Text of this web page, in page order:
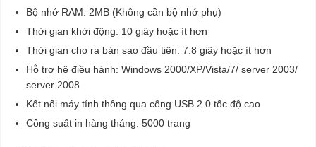
Bộ nhớ RAM: 2MB (Không cần bộ nhớ phụ)
Thời gian khởi động: 10 giây hoặc ít hơn
Thời gian cho ra bản sao đầu tiên: 7.8 giây hoặc ít hơn
Hỗ trợ hệ điều hành: Windows 2000/XP/Vista/7/ server 2003/
server 2008
Kết nối máy tính thông qua cổng USB 2.0 tốc độ cao
Công suất in hàng tháng: 5000 trang